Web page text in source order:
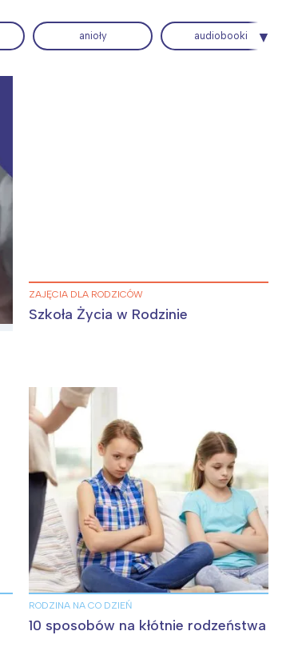
anioły audiobooki
ZAJĘCIA DLA RODZICÓW
Szkoła Życia w Rodzinie
RODZINA NA CO DZIEŃ
10 sposobów na kłótnie rodzeństwa